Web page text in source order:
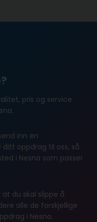
pris og service
inn en
oppdrag til oss, så
i Nesna som passer
du skal slippe å
alle de forskjellige
i Nesna.